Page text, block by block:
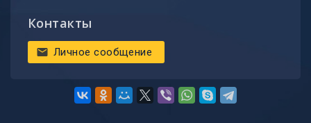
Контакты
mail Личное сообщение